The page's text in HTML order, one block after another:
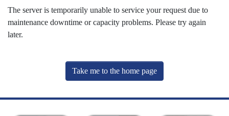
The server is temporarily unable to service your request due to
maintenance downtime or capacity problems. Please try again
later.
Take me to the home page